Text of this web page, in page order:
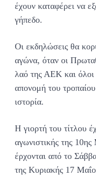
έχουν καταφέρει να
γήπεδο.
Οι εκδηλώσεις θα
αγώνα, όταν οι
λαό της ΑΕΚ και όλοι
απονομή του
ιστορία.
Η γιορτή του τίτλου
αγωνιστικής της
έρχονται από το
της Κυριακής 17